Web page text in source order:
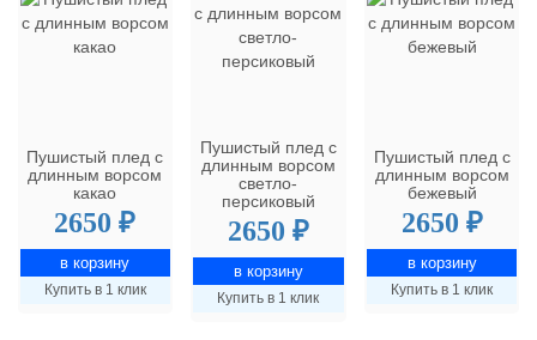
Пушистый плед с
длинным ворсом
какао
2650 ₽
Купить в 1 клик
Пушистый плед с
длинным ворсом
светло-
персиковый
2650 ₽
Купить в 1 клик
Пушистый плед с
длинным ворсом
бежевый
2650 ₽
Купить в 1 клик